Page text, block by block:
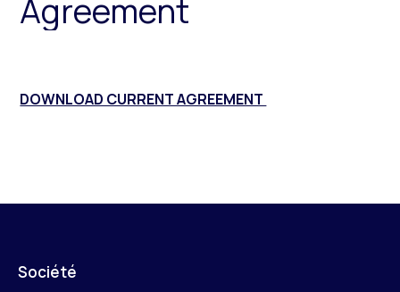
Agreement
DOWNLOAD CURRENT AGREEMENT
Société